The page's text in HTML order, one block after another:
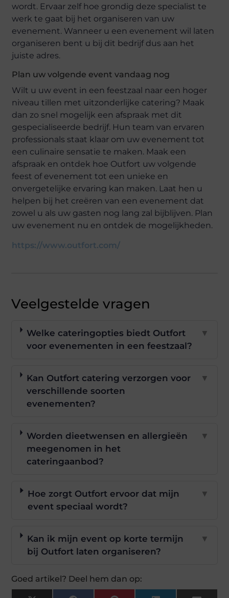
wordt. Ervaar zelf hoe grondig deze specialist te
werk te gaat bij het organiseren van uw
evenement. Wanneer u een evenement wil laten
organiseren bent u bij dit bedrijf dus aan het
juiste adres.
Plan uw volgende event vandaag nog
Wilt u uw event in een feestzaal naar een hoger
niveau tillen met uitzonderlijke catering? Maak
dan zo snel mogelijk een afspraak met dit
gespecialiseerde bedrijf. Hun team van ervaren
professionals staat klaar om uw evenement tot
een culinaire sensatie te maken. Maak een
afspraak en ontdek hoe Outfort uw volgende
feest of evenement tot een unieke en
onvergetelijke ervaring kan maken. Laat hen u
helpen bij het creëren van een evenement dat
zowel u als uw gasten nog lang zal bijblijven. Plan
uw evenement nu en ontdek de mogelijkheden.
https://www.outfort.com/
Veelgestelde vragen
Welke cateringopties biedt Outfort
voor evenementen in een feestzaal?
▼
Kan Outfort catering verzorgen voor
verschillende soorten
evenementen?
▼
Worden dieetwensen en allergieën
meegenomen in het
cateringaanbod?
▼
Hoe zorgt Outfort ervoor dat mijn
event speciaal wordt?
▼
Kan ik mijn event op korte termijn
bij Outfort laten organiseren?
▼
Goed artikel? Deel hem dan op: